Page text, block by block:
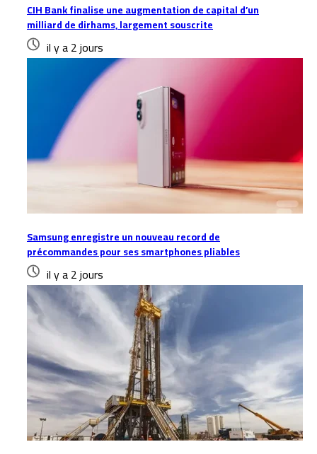
CIH Bank finalise une augmentation de capital d’un
milliard de dirhams, largement souscrite
il y a 2 jours
Samsung enregistre un nouveau record de
précommandes pour ses smartphones pliables
il y a 2 jours